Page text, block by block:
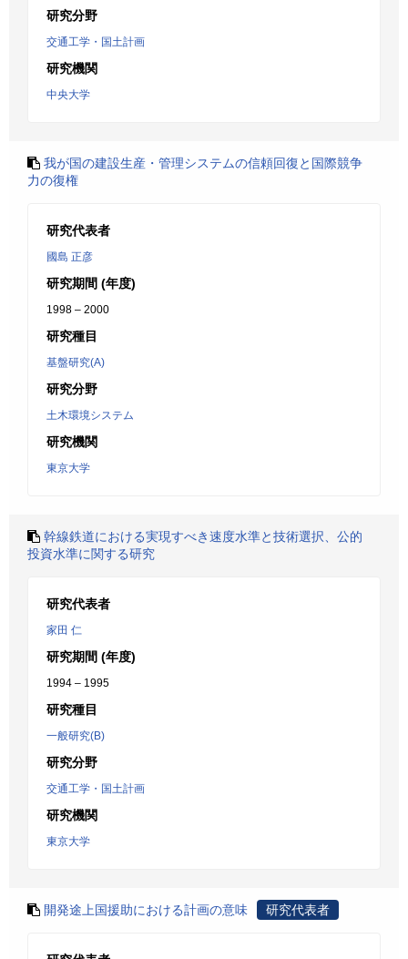
研究分野
交通工学・国土計画
研究機関
中央大学
我が国の建設生産・管理システムの信頼回復と国際競争
力の復権
研究代表者
國島 正彦
研究期間 (年度)
1998 – 2000
研究種目
基盤研究(A)
研究分野
土木環境システム
研究機関
東京大学
幹線鉄道における実現すべき速度水準と技術選択、公的
投資水準に関する研究
研究代表者
家田 仁
研究期間 (年度)
1994 – 1995
研究種目
一般研究(B)
研究分野
交通工学・国土計画
研究機関
東京大学
開発途上国援助における計画の意味 研究代表者